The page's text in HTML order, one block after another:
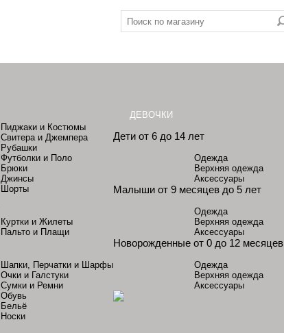
Пиджаки и Костюмы
Свитера и Джемпера
Рубашки
Футболки и Поло
Брюки
Джинсы
Шорты
Куртки и Жилеты
Пальто и Плащи
Шапки, Перчатки и Шарфы
Очки и Галстуки
Сумки и Ремни
Обувь
Бельё
Носки
ДЕВОЧКИ
Дети от 6 до 14 лет
Одежда
Верхняя одежда
Аксессуары
Малыши от 9 месяцев до 5 лет
Одежда
Верхняя одежда
Аксессуары
Новорожденные от 0 до 12 месяцев
Одежда
Верхняя одежда
Аксессуары